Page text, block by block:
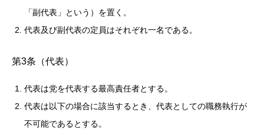
「副代表」という）を置く。
代表及び副代表の定員はそれぞれ一名である。
第3条（代表）
代表は党を代表する最高責任者とする。
代表は以下の場合に該当するとき、代表としての職務執行が
不可能であるとする。